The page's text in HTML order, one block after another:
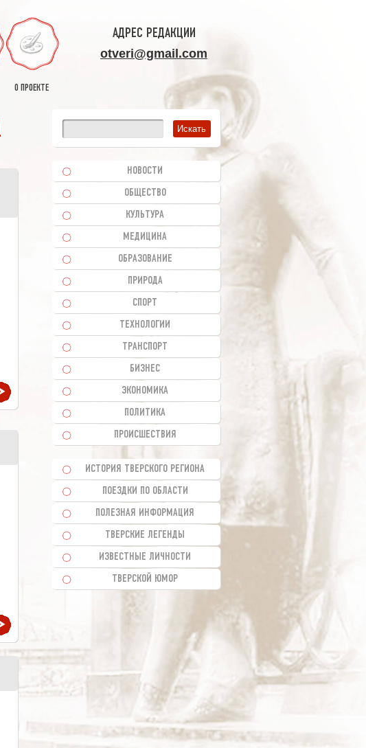
О ПРОЕКТЕ
АДРЕС РЕДАКЦИИ
otveri@gmail.com
НОВОСТИ
ОБЩЕСТВО
КУЛЬТУРА
МЕДИЦИНА
ОБРАЗОВАНИЕ
ПРИРОДА
СПОРТ
ТЕХНОЛОГИИ
ТРАНСПОРТ
БИЗНЕС
ЭКОНОМИКА
ПОЛИТИКА
ПРОИСШЕСТВИЯ
ИСТОРИЯ ТВЕРСКОГО РЕГИОНА
ПОЕЗДКИ ПО ОБЛАСТИ
ПОЛЕЗНАЯ ИНФОРМАЦИЯ
ТВЕРСКИЕ ЛЕГЕНДЫ
ИЗВЕСТНЫЕ ЛИЧНОСТИ
ТВЕРСКОЙ ЮМОР